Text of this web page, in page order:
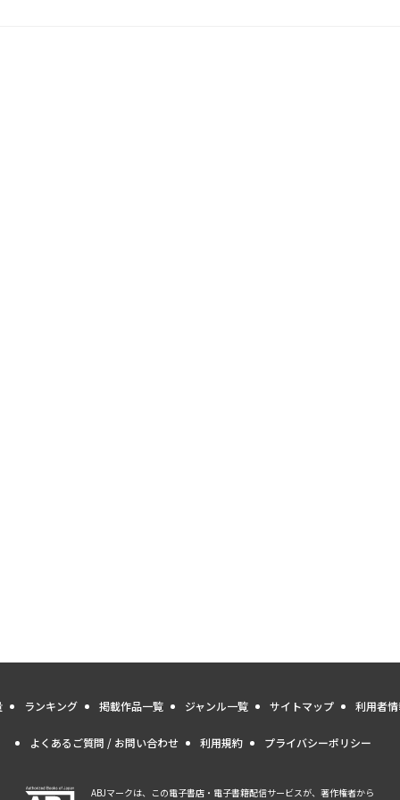
ランキング 掲載作品一覧 ジャンル一覧 サイトマップ 利用者
よくあるご質問 / お問い合わせ 利用規約 プライバシーポリシー
ABJマークは、この電子書店・電子書籍配信サービスが、著作権者から